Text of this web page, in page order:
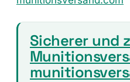
Sicherer und